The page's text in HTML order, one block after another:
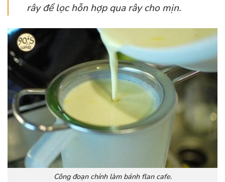
rây để lọc hỗn hợp qua rây cho mịn.
Công đoạn chính làm bánh flan cafe.